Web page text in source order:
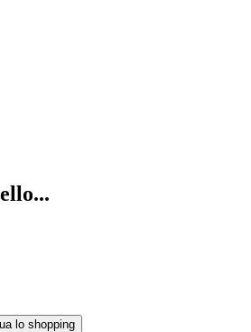
lo shopping